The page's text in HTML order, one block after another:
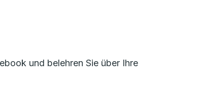
und belehren Sie über Ihre